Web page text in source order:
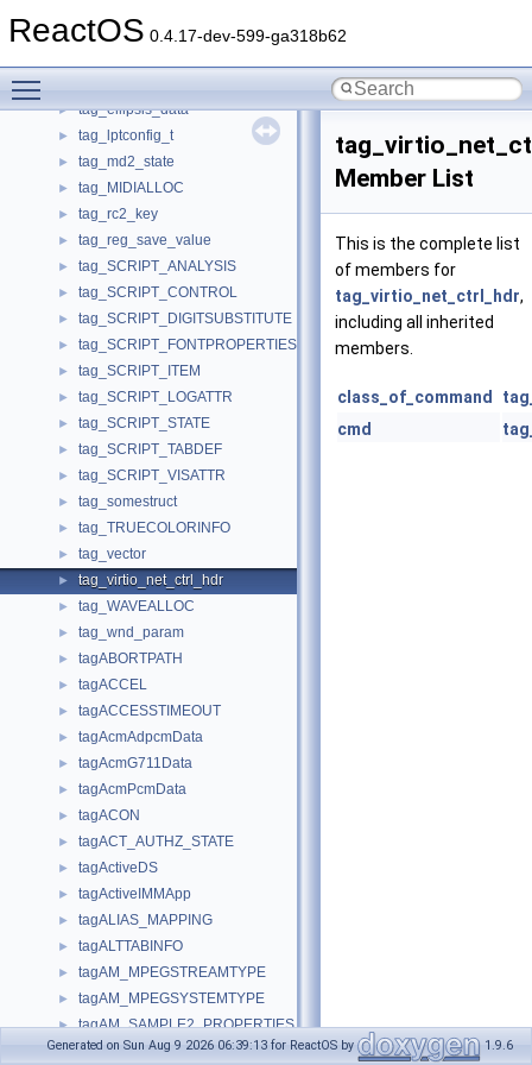
ReactOS 0.4.17-dev-599-ga318b62
► tag_des_key
► tag_ellipsis_data
► tag_lptconfig_t
► tag_md2_state
► tag_MIDIALLOC
► tag_rc2_key
► tag_reg_save_value
► tag_SCRIPT_ANALYSIS
► tag_SCRIPT_CONTROL
► tag_SCRIPT_DIGITSUBSTITUTE
► tag_SCRIPT_FONTPROPERTIES
► tag_SCRIPT_ITEM
► tag_SCRIPT_LOGATTR
► tag_SCRIPT_STATE
► tag_SCRIPT_TABDEF
► tag_SCRIPT_VISATTR
► tag_somestruct
► tag_TRUECOLORINFO
► tag_vector
► tag_virtio_net_ctrl_hdr
► tag_WAVEALLOC
► tag_wnd_param
► tagABORTPATH
► tagACCEL
► tagACCESSTIMEOUT
► tagAcmAdpcmData
► tagAcmG711Data
► tagAcmPcmData
► tagACON
► tagACT_AUTHZ_STATE
► tagActiveDS
► tagActiveIMMApp
► tagALIAS_MAPPING
► tagALTTABINFO
► tagAM_MPEGSTREAMTYPE
► tagAM_MPEGSYSTEMTYPE
► tagAM_SAMPLE2_PROPERTIES
► tagAnalogVideoInfo
Member List
This is the complete list
of members for
tag_virtio_net_ctrl_hdr,
including all inherited
members.
class_of_command
cmd
Generated on Sun Aug 9 2026 06:39:13 for ReactOS by 1.9.6